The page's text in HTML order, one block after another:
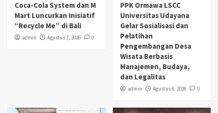
Coca-Cola System dan M
Mart Luncurkan Inisiatif
“Recycle Me” di Bali
admin Agustus 7, 2026 0
PPK Ormawa LSCC
Universitas Udayana
Gelar Sosialisasi dan
Pelatihan
Pengembangan Desa
Wisata Berbasis
Manajemen, Budaya,
dan Legalitas
admin Agustus 6, 2026 0